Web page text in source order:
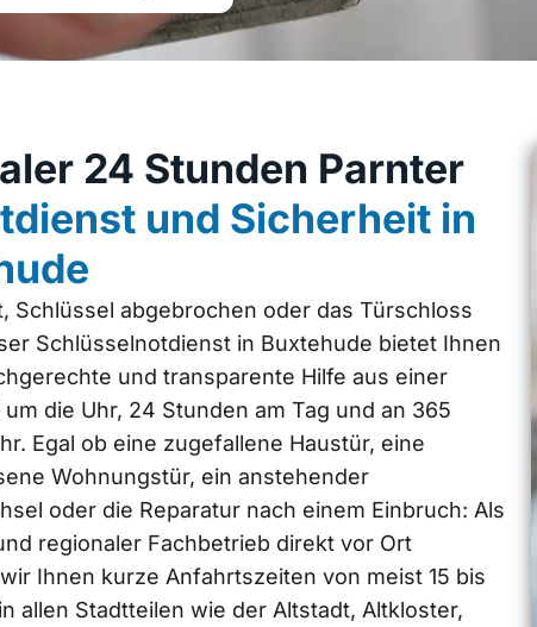
24 Stunden Parnter
und Sicherheit in
Schlüssel abgebrochen oder das Türschloss
Schlüsselnotdienst in Buxtehude bietet Ihnen
und transparente Hilfe aus einer
um die Uhr, 24 Stunden am Tag und an 365
Egal ob eine zugefallene Haustür, eine
Wohnungstür, ein anstehender
oder die Reparatur nach einem Einbruch: Als
regionaler Fachbetrieb direkt vor Ort
Ihnen kurze Anfahrtszeiten von meist 15 bis
allen Stadtteilen wie der Altstadt, Altkloster,